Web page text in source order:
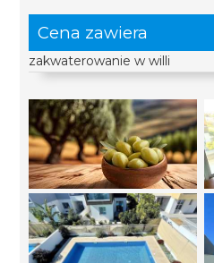
Cena zawiera
zakwaterowanie w willi